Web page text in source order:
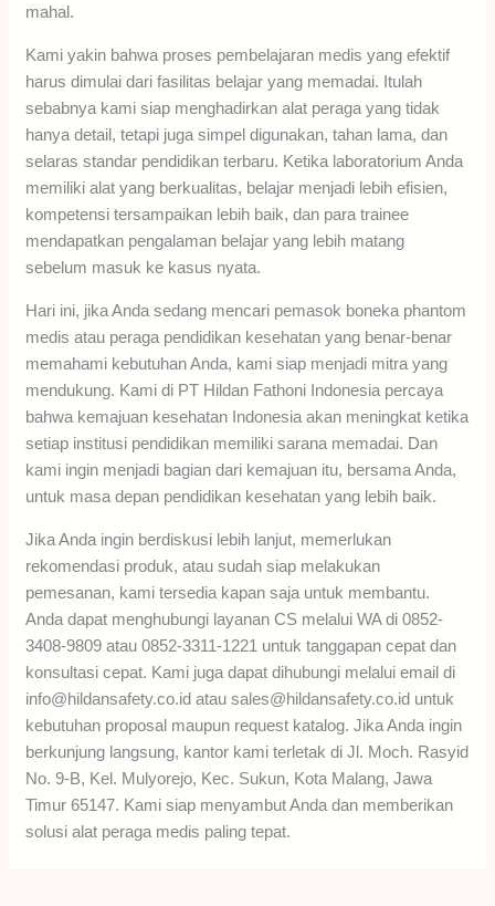
mahal.
Kami yakin bahwa proses pembelajaran medis yang efektif
harus dimulai dari fasilitas belajar yang memadai. Itulah
sebabnya kami siap menghadirkan alat peraga yang tidak
hanya detail, tetapi juga simpel digunakan, tahan lama, dan
selaras standar pendidikan terbaru. Ketika laboratorium Anda
memiliki alat yang berkualitas, belajar menjadi lebih efisien,
kompetensi tersampaikan lebih baik, dan para trainee
mendapatkan pengalaman belajar yang lebih matang
sebelum masuk ke kasus nyata.
Hari ini, jika Anda sedang mencari pemasok boneka phantom
medis atau peraga pendidikan kesehatan yang benar-benar
memahami kebutuhan Anda, kami siap menjadi mitra yang
mendukung. Kami di PT Hildan Fathoni Indonesia percaya
bahwa kemajuan kesehatan Indonesia akan meningkat ketika
setiap institusi pendidikan memiliki sarana memadai. Dan
kami ingin menjadi bagian dari kemajuan itu, bersama Anda,
untuk masa depan pendidikan kesehatan yang lebih baik.
Jika Anda ingin berdiskusi lebih lanjut, memerlukan
rekomendasi produk, atau sudah siap melakukan
pemesanan, kami tersedia kapan saja untuk membantu.
Anda dapat menghubungi layanan CS melalui WA di 0852-
3408-9809 atau 0852-3311-1221 untuk tanggapan cepat dan
konsultasi cepat. Kami juga dapat dihubungi melalui email di
info@hildansafety.co.id atau sales@hildansafety.co.id untuk
kebutuhan proposal maupun request katalog. Jika Anda ingin
berkunjung langsung, kantor kami terletak di Jl. Moch. Rasyid
No. 9-B, Kel. Mulyorejo, Kec. Sukun, Kota Malang, Jawa
Timur 65147. Kami siap menyambut Anda dan memberikan
solusi alat peraga medis paling tepat.